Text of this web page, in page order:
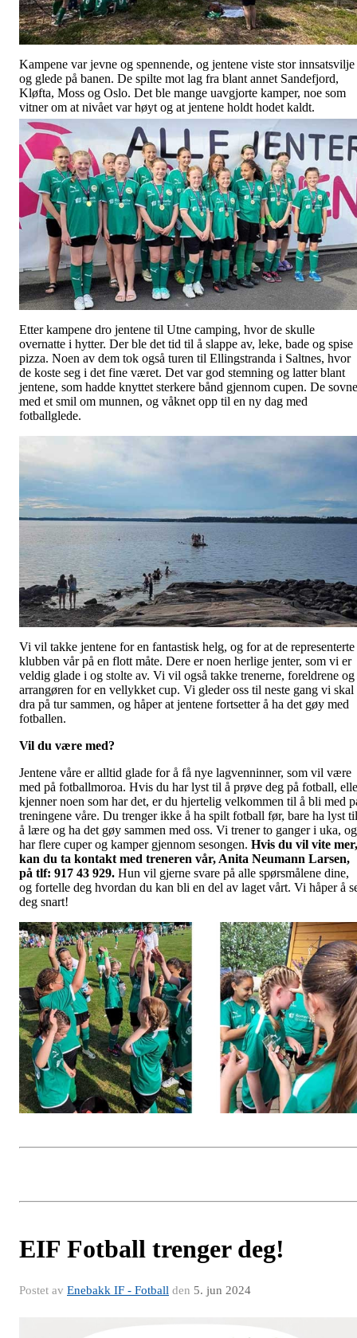
Kampene var jevne og spennende, og jentene viste stor innsatsvilje
og glede på banen. De spilte mot lag fra blant annet Sandefjord,
Kløfta, Moss og Oslo. Det ble mange uavgjorte kamper, noe som
vitner om at nivået var høyt og at jentene holdt hodet kaldt.
Etter kampene dro jentene til Utne camping, hvor de skulle
overnatte i hytter. Der ble det tid til å slappe av, leke, bade og spise
pizza. Noen av dem tok også turen til Ellingstranda i Saltnes, hvor
de koste seg i det fine været. Det var god stemning og latter blant
jentene, som hadde knyttet sterkere bånd gjennom cupen. De
med et smil om munnen, og våknet opp til en ny dag med
fotballglede.
Vi vil takke jentene for en fantastisk helg, og for at de representerte
klubben vår på en flott måte. Dere er noen herlige jenter, som vi er
veldig glade i og stolte av. Vi vil også takke trenerne, foreldrene og
arrangøren for en vellykket cup. Vi gleder oss til neste gang vi skal
dra på tur sammen, og håper at jentene fortsetter å ha det gøy med
fotballen.
Vil du være med?
Jentene våre er alltid glade for å få nye lagvenninner, som vil være
med på fotballmoroa. Hvis du har lyst til å prøve deg på fotball,
kjenner noen som har det, er du hjertelig velkommen til å bli med
treningene våre. Du trenger ikke å ha spilt fotball før, bare ha lyst til
å lære og ha det gøy sammen med oss. Vi trener to ganger i uka, og
har flere cuper og kamper gjennom sesongen. Hvis du vil vite mer,
kan du ta kontakt med treneren vår, Anita Neumann Larsen,
på tlf: 917 43 929. Hun vil gjerne svare på alle spørsmålene dine,
og fortelle deg hvordan du kan bli en del av laget vårt. Vi håper å
deg snart!
EIF Fotball trenger deg!
Postet av Enebakk IF - Fotball den 5. jun 2024